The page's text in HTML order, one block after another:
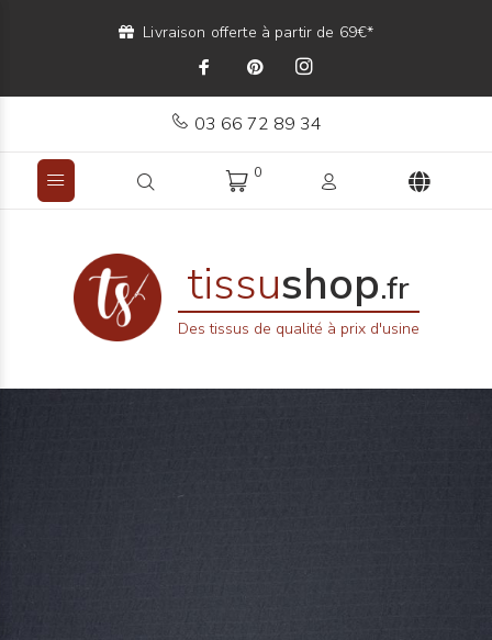
Livraison offerte à partir de 69€*
03 66 72 89 34
0
tissushop.fr
Des tissus de qualité à prix d'usine